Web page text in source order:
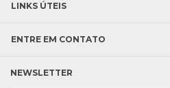
LINKS ÚTEIS
ENTRE EM CONTATO
NEWSLETTER